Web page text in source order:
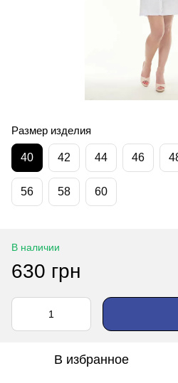
Размер изделия
40 42 44 46
56 58 60
В наличии
630 грн
В избранное